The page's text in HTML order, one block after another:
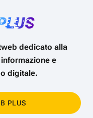
dedicato alla
e
digitale.
PLUS